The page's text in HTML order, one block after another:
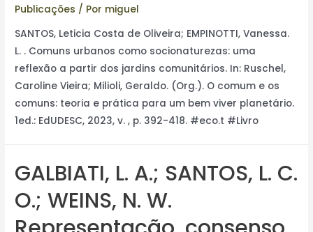
Publicações / Por miguel
SANTOS, Leticia Costa de Oliveira; EMPINOTTI, Vanessa.
L. . Comuns urbanos como socionaturezas: uma
reflexão a partir dos jardins comunitários. In: Ruschel,
Caroline Vieira; Milioli, Geraldo. (Org.). O comum e os
comuns: teoria e prática para um bem viver planetário.
1ed.: EdUDESC, 2023, v. , p. 392-418. #eco.t #Livro
GALBIATI, L. A.; SANTOS, L. C.
O.; WEINS, N. W.